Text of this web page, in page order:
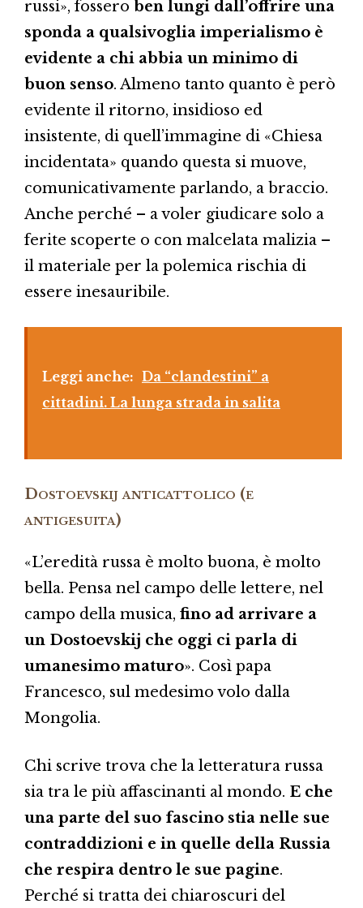
russi», fossero ben lungi dall’offrire una
sponda a qualsivoglia imperialismo è
evidente a chi abbia un minimo di
buon senso. Almeno tanto quanto è però
evidente il ritorno, insidioso ed
insistente, di quell’immagine di «Chiesa
incidentata» quando questa si muove,
comunicativamente parlando, a braccio.
Anche perché – a voler giudicare solo a
ferite scoperte o con malcelata malizia –
il materiale per la polemica rischia di
essere inesauribile.
Leggi anche: Da “clandestini” a
cittadini. La lunga strada in salita
Dostoevskij anticattolico (e
antigesuita)
«L’eredità russa è molto buona, è molto
bella. Pensa nel campo delle lettere, nel
campo della musica, fino ad arrivare a
un Dostoevskij che oggi ci parla di
umanesimo maturo». Così papa
Francesco, sul medesimo volo dalla
Mongolia.
Chi scrive trova che la letteratura russa
sia tra le più affascinanti al mondo. E che
una parte del suo fascino stia nelle sue
contraddizioni e in quelle della Russia
che respira dentro le sue pagine.
Perché si tratta dei chiaroscuri del